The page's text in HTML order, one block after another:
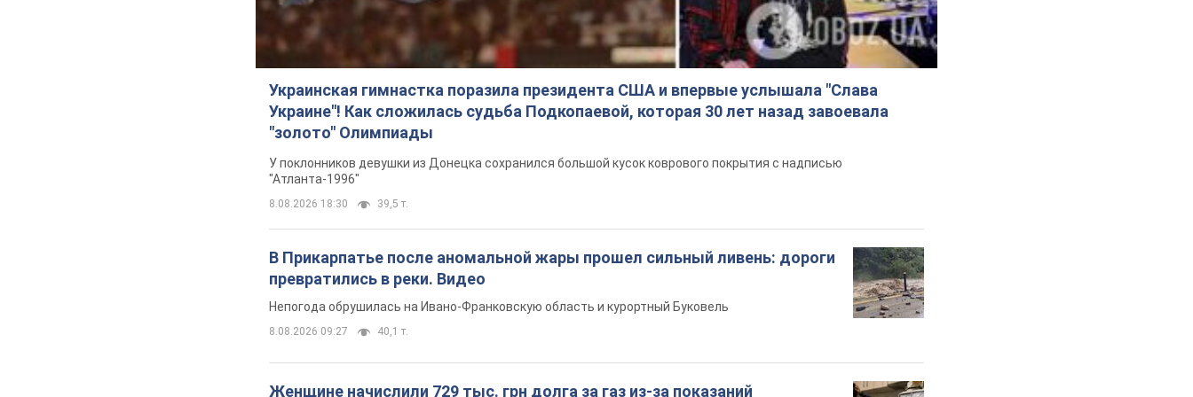
Украинская гимнастка поразила президента США и впервые услышала "Слава
Украине"! Как сложилась судьба Подкопаевой, которая 30 лет назад завоевала
"золото" Олимпиады
У поклонников девушки из Донецка сохранился большой кусок коврового покрытия с надписью
"Атланта-1996"
8.08.2026 18:30 39,5 т.
В Прикарпатье после аномальной жары прошел сильный ливень: дороги
превратились в реки. Видео
Непогода обрушилась на Ивано-Франковскую область и курортный Буковель
8.08.2026 09:27 40,1 т.
Женщине начислили 729 тыс. грн долга за газ из-за показаний